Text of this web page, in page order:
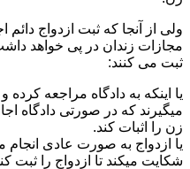
ولی از آنجا که ثبت ازدواج
مجازات زندان در پی خواهد
ثبت می کنند:
یا اینکه به دادگاه مراجعه کرده
میگیرند که در صورتی دادگاه
زن را اثبات کند.
یا ازدواج به صورت عادی
شکایت میکند تا ازدواج را ثبت